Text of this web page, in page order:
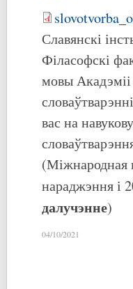
Славянскі
Філасофскі
мовы Акадэміі
вас на
(Міжнародная
нараджэння і
далучэнне)
04/10/2021